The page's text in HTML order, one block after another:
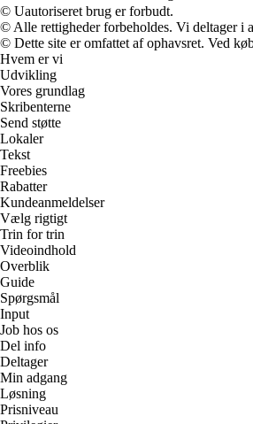
© Uautoriseret brug er forbudt.
© Alle rettigheder forbeholdes. Vi deltager i
© Dette site er omfattet af ophavsret. Ved
Hvem er vi
Udvikling
Vores grundlag
Skribenterne
Send støtte
Lokaler
Tekst
Freebies
Rabatter
Kundeanmeldelser
Vælg rigtigt
Trin for trin
Videoindhold
Overblik
Guide
Spørgsmål
Input
Job hos os
Del info
Deltager
Min adgang
Løsning
Prisniveau